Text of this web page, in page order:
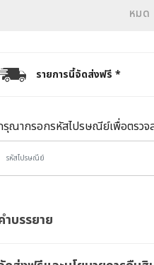
หมด
รายการนี้จัดส่งฟรี *
รุณากรอกรหัสไปรษณีย์เพื่อตรวจ
ำบรรยาย